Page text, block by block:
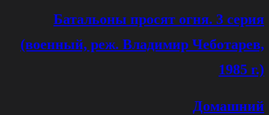
Батальоны просят огня. 3 серия
(военный, реж. Владимир Чеботарев,
1985 г.)
Домашний